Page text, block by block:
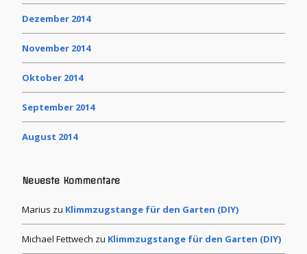
Dezember 2014
November 2014
Oktober 2014
September 2014
August 2014
Neueste Kommentare
Marius zu Klimmzugstange für den Garten (DIY)
Michael Fettwech zu Klimmzugstange für den Garten (DIY)